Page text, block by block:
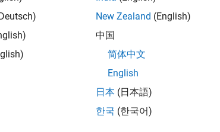
Talent Network beitreten
Erhalten Sie personalisierte
und Unternehmensneuigkeiten.
New Zealand (English)
中国
简体中文
English
日本 (日本語)
한국 (한국어)